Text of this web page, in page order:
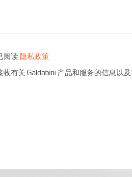
阅读 隐私政策
收有关 Galdabini 产品和服务的信息以